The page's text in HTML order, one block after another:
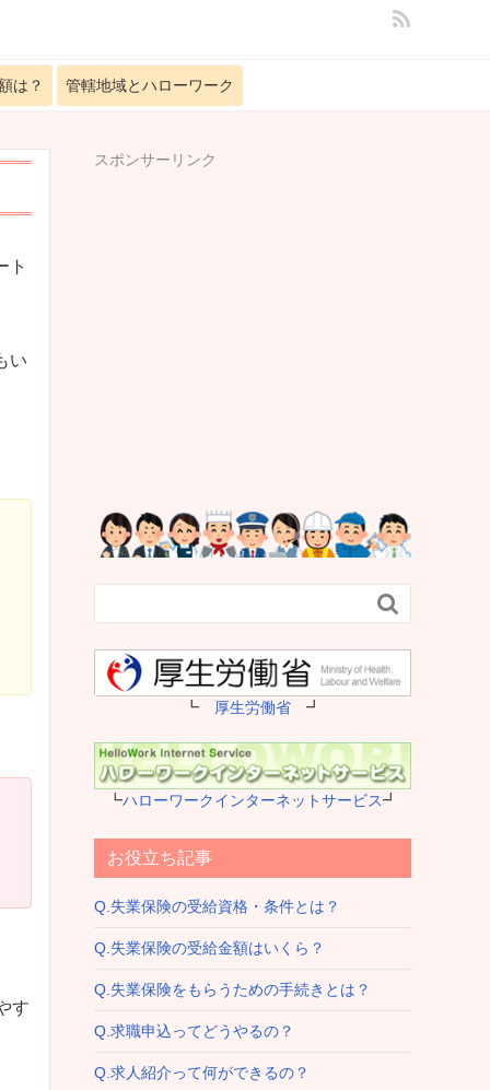
は？ 管轄地域とハローワーク
ト
い
す
スポンサーリンク

┗ 厚生労働省 ┛
┗ハローワークインターネットサービス┛
お役立ち記事
Q.失業保険の受給資格・条件とは？
Q.失業保険の受給金額はいくら？
Q.失業保険をもらうための手続きとは？
Q.求職申込ってどうやるの？
Q.求人紹介って何ができるの？